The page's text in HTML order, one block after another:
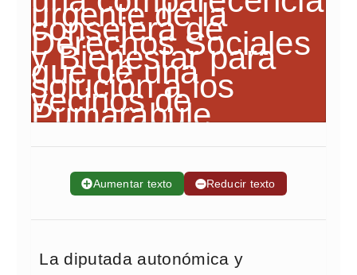
➕Aumentar texto ➖Reducir texto
La diputada autonómica y